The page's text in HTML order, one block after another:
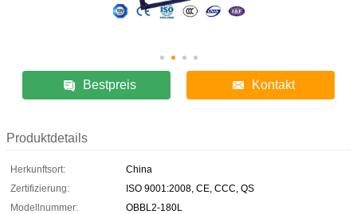
Bestpreis Kontakt
Produktdetails
Herkunftsort:
China
Zertifizierung:
ISO 9001:2008, CE, CCC, QS
Modellnummer:
OBBL2-180L